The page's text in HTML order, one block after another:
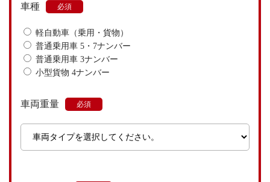
車種
軽自動車（乗用・貨物）
普通乗用車 5・7ナンバー
普通乗用車 3ナンバー
小型貨物 4ナンバー
車両重量